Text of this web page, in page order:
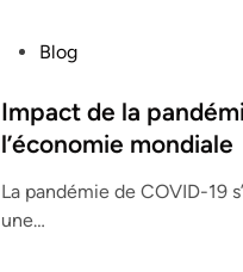
s
t
d
i
Blog
Impact de la
l’économie mondiale
La pandémie de COVID-19
une…